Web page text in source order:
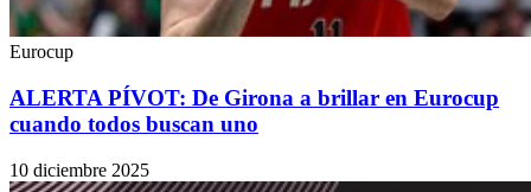
Eurocup
ALERTA PÍVOT: De Girona a brillar en Eurocup
cuando todos buscan uno
10 diciembre 2025